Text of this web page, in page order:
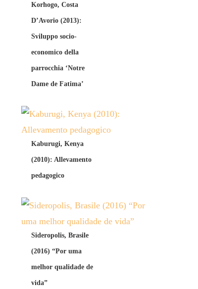
Korhogo, Costa
D’Avorio (2013):
Sviluppo socio-
economico della
parrocchia ‘Notre
Dame de Fatima’
Kaburugi, Kenya
(2010): Allevamento
pedagogico
Sideropolis, Brasile
(2016) “Por uma
melhor qualidade de
vida”